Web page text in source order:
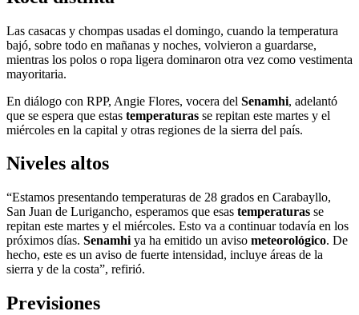
Las casacas y chompas usadas el domingo, cuando la temperatura
bajó, sobre todo en mañanas y noches, volvieron a guardarse,
mientras los polos o ropa ligera dominaron otra vez como vestimenta
mayoritaria.
En diálogo con RPP, Angie Flores, vocera del Senamhi, adelantó
que se espera que estas temperaturas se repitan este martes y el
miércoles en la capital y otras regiones de la sierra del país.
Niveles altos
“Estamos presentando temperaturas de 28 grados en Carabayllo,
San Juan de Lurigancho, esperamos que esas temperaturas se
repitan este martes y el miércoles. Esto va a continuar todavía en los
próximos días. Senamhi ya ha emitido un aviso meteorológico. De
hecho, este es un aviso de fuerte intensidad, incluye áreas de la
sierra y de la costa”, refirió.
Previsiones